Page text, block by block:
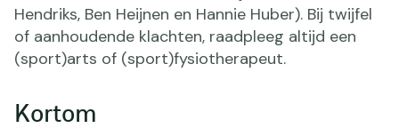
Hendriks, Ben Heijnen en Hannie Huber). Bij twijfel
of aanhoudende klachten, raadpleeg altijd een
(sport)arts of (sport)fysiotherapeut.
Kortom